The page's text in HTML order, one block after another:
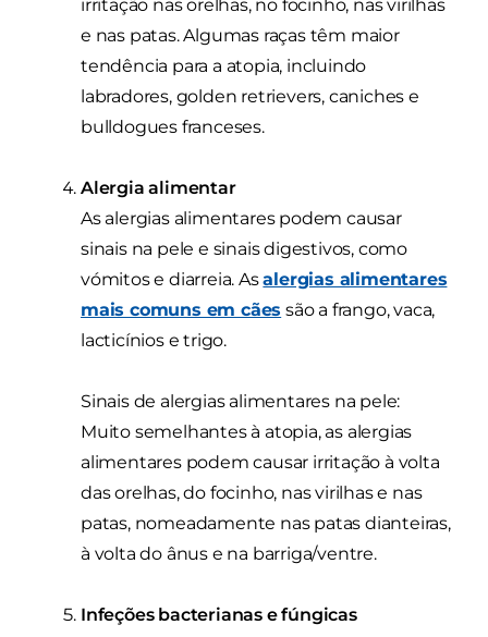
irritação nas orelhas, no focinho, nas virilhas
e nas patas. Algumas raças têm maior
tendência para a atopia, incluindo
labradores, golden retrievers, caniches e
bulldogues franceses.
Alergia alimentar
As alergias alimentares podem causar
sinais na pele e sinais digestivos, como
vómitos e diarreia. Asalergias alimentares
mais comuns em cães são a frango, vaca,
lacticínios e trigo.
Sinais de alergias alimentares na pele:
Muito semelhantes à atopia, as alergias
alimentares podem causar irritação à volta
das orelhas, do focinho, nas virilhas e nas
patas, nomeadamente nas patas dianteiras,
à volta do ânus e na barriga/ventre.
Infeções bacterianas e fúngicas